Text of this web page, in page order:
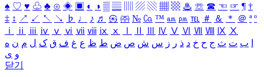
♠ ♡ ♥ ♧ ♣ ⊙ ◈ ▣ ◐ ◑ ▒ ▤ ▨ ▧ ▦ ▩ ♨ ☏ ☎ ☜ ☞ ¶ †
‡ ↕ ↗ ↙ ↖ ↘ ♭ ♩ ♪ ♬ ㉿ ㈜ № ㏇ ™ ㏂ ㏘ ℡ ＃ ＆ ＊ ＠ ª º
ⅰ
ⅱ ⅲ ⅳ ⅴ ⅵ ⅶ ⅷ ⅸ ⅹ Ⅳ Ⅴ Ⅵ Ⅶ Ⅷ Ⅸ Ⅹ
ب ت ث ج ح خ د ذ ر ز س ش ص ض ط ظ ع غ ف ق ک ل م ن ه
و ی
닫기